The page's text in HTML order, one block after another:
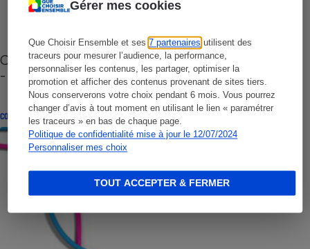
Gérer mes cookies
Que Choisir Ensemble et ses7 partenaires utilisent des
traceurs pour mesurer l’audience, la performance,
personnaliser les contenus, les partager, optimiser la
promotion et afficher des contenus provenant de sites tiers.
Nous conserverons votre choix pendant 6 mois. Vous pourrez
changer d’avis à tout moment en utilisant le lien « paramétrer
les traceurs » en bas de chaque page.
Politique de confidentialité mise à jour le 12/07/2024
Personnaliser mes choix
TOUT ACCEPTER & FERMER
Cafetière à capsules zéro déchet CoffeeB (vidéo)
- Premières impressions
CONSEILS